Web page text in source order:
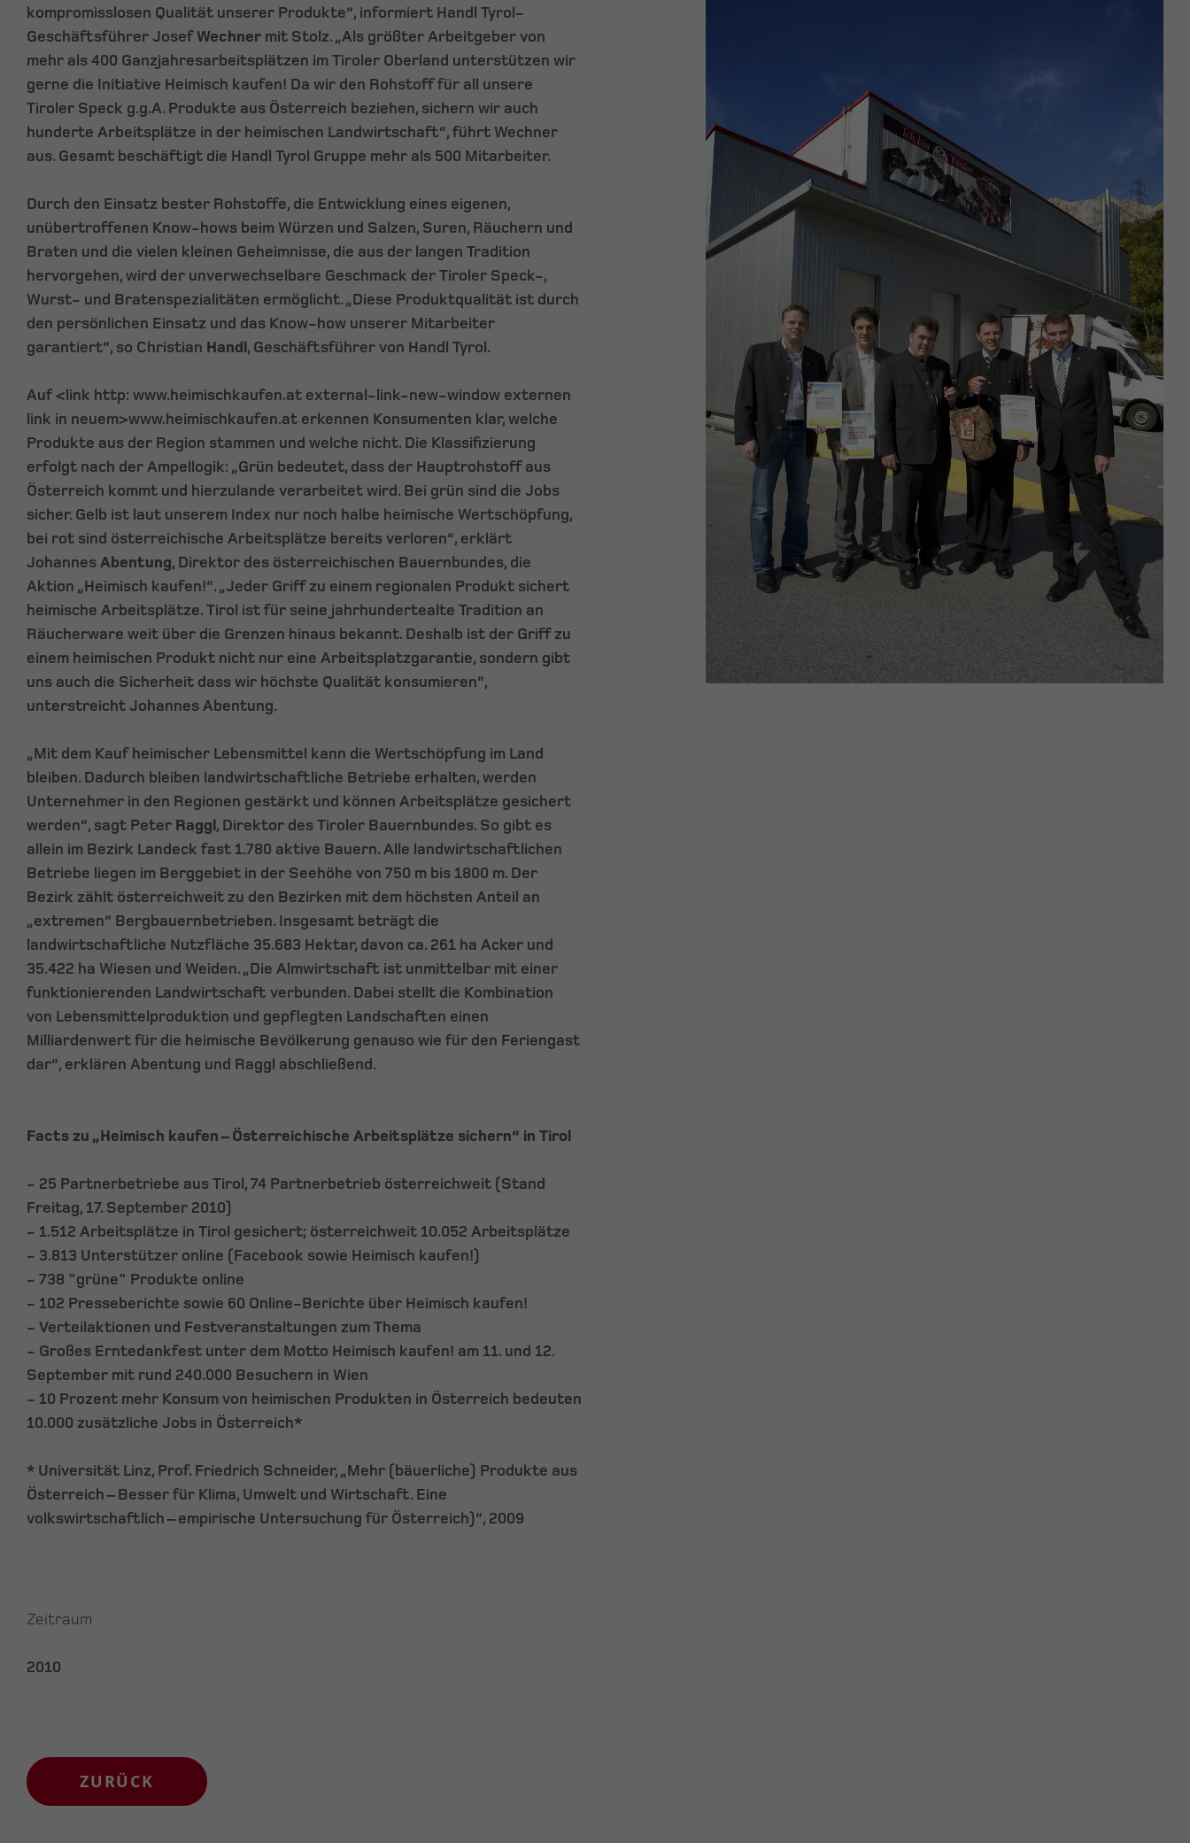
kompromisslosen Qualität unserer Produkte“, informiert Handl Tyrol-
Geschäftsführer JosefWechner mit Stolz. „Als größter Arbeitgeber von
mehr als 400 Ganzjahresarbeitsplätzen im Tiroler Oberland unterstützen wir
gerne die Initiative Heimisch kaufen! Da wir den Rohstoff für all unsere
Tiroler Speck g.g.A. Produkte aus Österreich beziehen, sichern wir auch
hunderte Arbeitsplätze in der heimischen Landwirtschaft“, führt Wechner
aus. Gesamt beschäftigt die Handl Tyrol Gruppe mehr als 500 Mitarbeiter.
Durch den Einsatz bester Rohstoffe, die Entwicklung eines eigenen,
unübertroffenen Know-hows beim Würzen und Salzen, Suren, Räuchern und
Braten und die vielen kleinen Geheimnisse, die aus der langen Tradition
hervorgehen, wird der unverwechselbare Geschmack der Tiroler Speck-,
Wurst- und Bratenspezialitäten ermöglicht. „Diese Produktqualität ist durch
den persönlichen Einsatz und das Know-how unserer Mitarbeiter
garantiert“, so Christian Handl, Geschäftsführer von Handl Tyrol.
Auf <link http: www.heimischkaufen.at external-link-new-window externen
link in neuem>www.heimischkaufen.at erkennen Konsumenten klar, welche
Produkte aus der Region stammen und welche nicht. Die Klassifizierung
erfolgt nach der Ampellogik: „Grün bedeutet, dass der Hauptrohstoff aus
Österreich kommt und hierzulande verarbeitet wird. Bei grün sind die Jobs
sicher. Gelb ist laut unserem Index nur noch halbe heimische Wertschöpfung,
bei rot sind österreichische Arbeitsplätze bereits verloren“, erklärt
JohannesAbentung, Direktor des österreichischen Bauernbundes, die
Aktion „Heimisch kaufen!“. „Jeder Griff zu einem regionalen Produkt sichert
heimische Arbeitsplätze. Tirol ist für seine jahrhundertealte Tradition an
Räucherware weit über die Grenzen hinaus bekannt. Deshalb ist der Griff zu
einem heimischen Produkt nicht nur eine Arbeitsplatzgarantie, sondern gibt
uns auch die Sicherheit dass wir höchste Qualität konsumieren“,
unterstreicht Johannes Abentung.
„Mit dem Kauf heimischer Lebensmittel kann die Wertschöpfung im Land
bleiben. Dadurch bleiben landwirtschaftliche Betriebe erhalten, werden
Unternehmer in den Regionen gestärkt und können Arbeitsplätze gesichert
werden“, sagt Peter Raggl, Direktor des Tiroler Bauernbundes. So gibt es
allein im Bezirk Landeck fast 1.780 aktive Bauern. Alle landwirtschaftlichen
Betriebe liegen im Berggebiet in der Seehöhe von 750 m bis 1800 m. Der
Bezirk zählt österreichweit zu den Bezirken mit dem höchsten Anteil an
„extremen“ Bergbauernbetrieben. Insgesamt beträgt die
landwirtschaftliche Nutzfläche 35.683 Hektar, davon ca. 261 ha Acker und
35.422 ha Wiesen und Weiden. „Die Almwirtschaft ist unmittelbar mit einer
funktionierenden Landwirtschaft verbunden. Dabei stellt die Kombination
von Lebensmittelproduktion und gepflegten Landschaften einen
Milliardenwert für die heimische Bevölkerung genauso wie für den Feriengast
dar“, erklären Abentung und Raggl abschließend.
Facts zu „Heimisch kaufen – Österreichische Arbeitsplätze sichern“ in Tirol
- 25 Partnerbetriebe aus Tirol, 74 Partnerbetrieb österreichweit (Stand
Freitag, 17. September 2010)
- 1.512 Arbeitsplätze in Tirol gesichert; österreichweit 10.052 Arbeitsplätze
- 3.813 Unterstützer online (Facebook sowie Heimisch kaufen!)
- 738 "grüne" Produkte online
- 102 Presseberichte sowie 60 Online-Berichte über Heimisch kaufen!
- Verteilaktionen und Festveranstaltungen zum Thema
- Großes Erntedankfest unter dem Motto Heimisch kaufen! am 11. und 12.
September mit rund 240.000 Besuchern in Wien
- 10 Prozent mehr Konsum von heimischen Produkten in Österreich bedeuten
10.000 zusätzliche Jobs in Österreich*
* Universität Linz, Prof. Friedrich Schneider, „Mehr (bäuerliche) Produkte aus
Österreich – Besser für Klima, Umwelt und Wirtschaft. Eine
volkswirtschaftlich – empirische Untersuchung für Österreich)“, 2009
Zeitraum
2010
ZURÜCK